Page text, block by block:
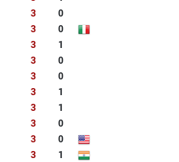
3
0
3
0
3
1
3
0
3
0
3
1
3
1
3
0
3
0
3
1